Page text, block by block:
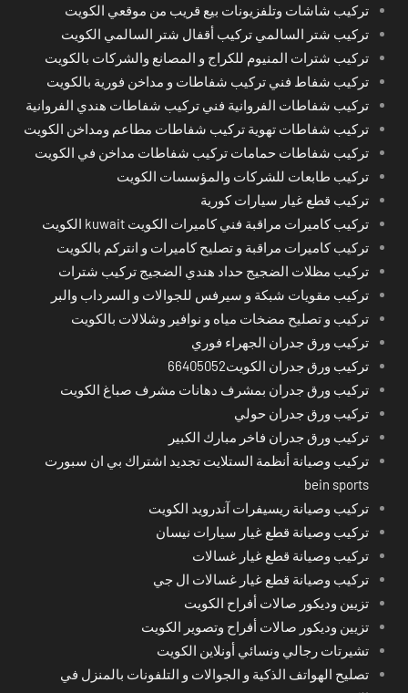
تركيب شاشات وتلفزيونات بيع قريب من موقعي الكويت
تركيب شتر السالمي تركيب أقفال شتر السالمي الكويت
تركيب شترات المنيوم للكراج و المصانع والشركات بالكويت
تركيب شفاط فني تركيب شفاطات و مداخن فورية بالكويت
تركيب شفاطات الفروانية فني تركيب شفاطات هندي الفروانية
تركيب شفاطات تهوية تركيب شفاطات مطاعم ومداخن الكويت
تركيب شفاطات حمامات تركيب شفاطات مداخن في الكويت
تركيب طابعات للشركات والمؤسسات الكويت
تركيب قطع غيار سيارات كورية
تركيب كاميرات مراقبة فني كاميرات الكويت kuwait الكويت
تركيب كاميرات مراقبة و تصليح كاميرات و انتركم بالكويت
تركيب مظلات الضجيج حداد هندي الضجيج تركيب شترات
تركيب مقويات شبكة و سيرفس للجوالات و السرداب والبر
تركيب و تصليح مضخات مياه و نوافير وشلالات بالكويت
تركيب ورق جدران الجهراء فوري
تركيب ورق جدران الكويت66405052
تركيب ورق جدران بمشرف دهانات مشرف صباغ الكويت
تركيب ورق جدران حولي
تركيب ورق جدران فاخر مبارك الكبير
تركيب وصيانة أنظمة الستلايت تجديد اشتراك بي ان سبورت
bein sports
تركيب وصيانة ريسيفرات آندرويد الكويت
تركيب وصيانة قطع غيار سيارات نيسان
تركيب وصيانة قطع غيار غسالات
تركيب وصيانة قطع غيار غسالات ال جي
تزيين وديكور صالات أفراح الكويت
تزيين وديكور صالات أفراح وتصوير الكويت
تشيرتات رجالي ونسائي أونلاين الكويت
تصليح الهواتف الذكية و الجوالات و التلفونات بالمنزل في